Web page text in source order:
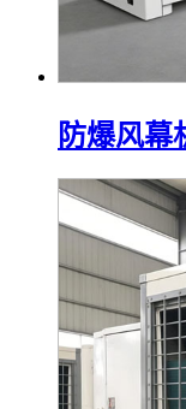
防爆风幕